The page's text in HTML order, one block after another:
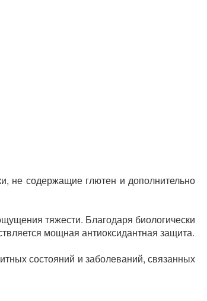
не содержащие глютен и дополнительно
тяжести. Благодаря биологически
мощная антиоксидантная защита.
состояний и заболеваний, связанных